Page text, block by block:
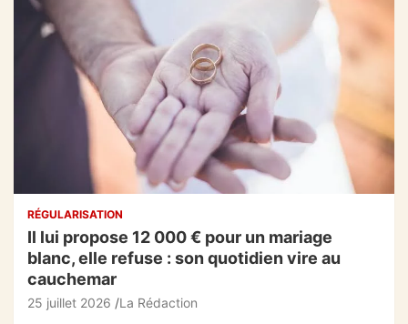
RÉGULARISATION
Il lui propose 12 000 € pour un mariage
blanc, elle refuse : son quotidien vire au
cauchemar
25 juillet 2026 La Rédaction